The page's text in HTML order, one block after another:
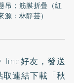
吊；筋膜折疊（紅
：林靜芸）
line好友 ，發送
連結下載「秋